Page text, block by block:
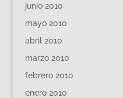
junio 2010
mayo 2010
abril 2010
marzo 2010
febrero 2010
enero 2010